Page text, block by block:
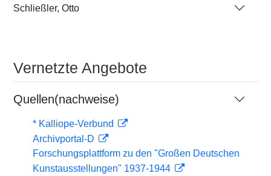
Schließler, Otto
Vernetzte Angebote
Quellen(nachweise)
* Kalliope-Verbund
Archivportal-D
Forschungsplattform zu den "Großen Deutschen
Kunstausstellungen" 1937-1944